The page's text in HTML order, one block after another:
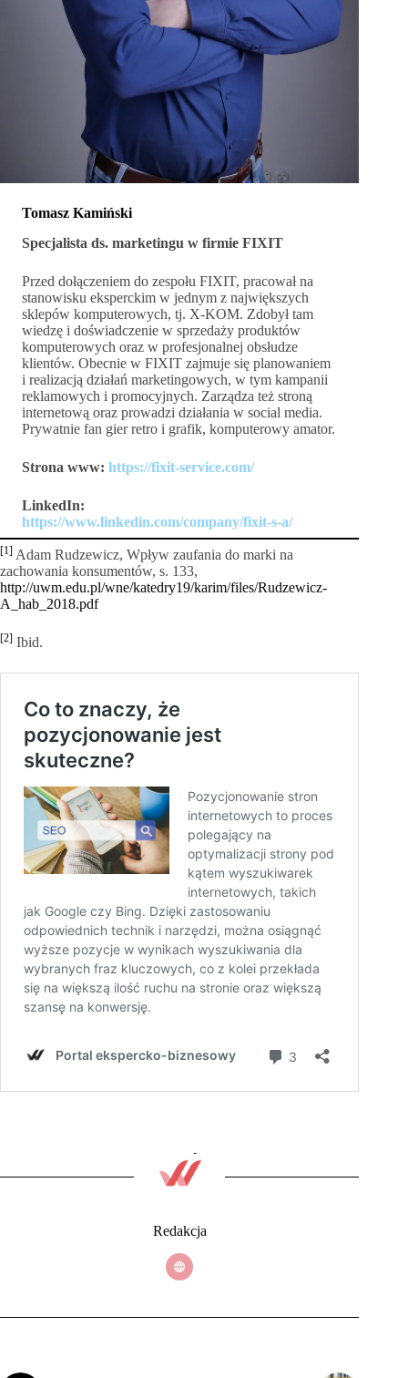
Tomasz Kamiński
Specjalista ds. marketingu w firmie FIXIT
Przed dołączeniem do zespołu FIXIT, pracował na
stanowisku eksperckim w jednym z największych
sklepów komputerowych, tj. X-KOM. Zdobył tam
wiedzę i doświadczenie w sprzedaży produktów
komputerowych oraz w profesjonalnej obsłudze
klientów. Obecnie w FIXIT zajmuje się planowaniem
i realizacją działań marketingowych, w tym kampanii
reklamowych i promocyjnych. Zarządza też stroną
internetową oraz prowadzi działania w social media.
Prywatnie fan gier retro i grafik, komputerowy amator.
Strona www: https://fixit-service.com/
LinkedIn:
https://www.linkedin.com/company/fixit-s-a/
[1] Adam Rudzewicz, Wpływ zaufania do marki na
zachowania konsumentów, s. 133,
http://uwm.edu.pl/wne/katedry19/karim/files/Rudzewicz-
A_hab_2018.pdf
[2] Ibid.
Redakcja